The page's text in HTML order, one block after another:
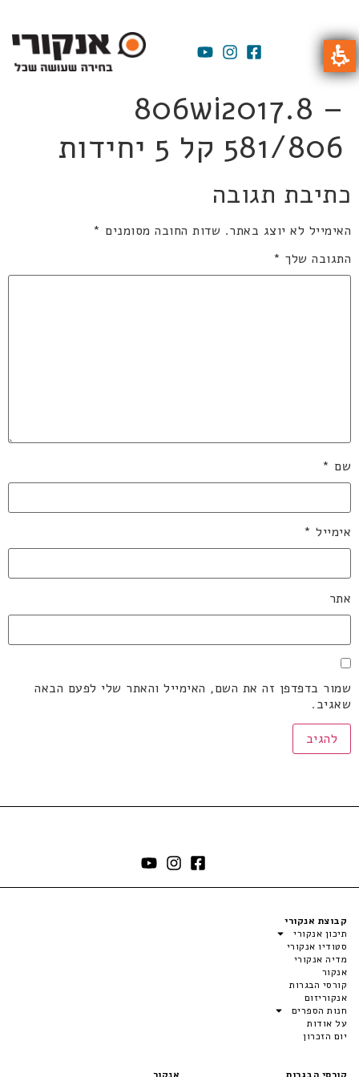
806wi2017.8 –
581/806 קל 5 יחידות
כתיבת תגובה
האימייל לא יוצג באתר. שדות החובה מסומנים *
התגובה שלך *
שם *
אימייל *
אתר
שמור בדפדפן זה את השם, האימייל והאתר שלי לפעם הבאה
שאגיב.
קבוצת אנקורי
תיכון אנקורי
סטודיו אנקורי
מדיה אנקורי
אנקור
קורסי הבגרות
אנקוריזום
חנות הספרים
על אודות
יום הזכרון